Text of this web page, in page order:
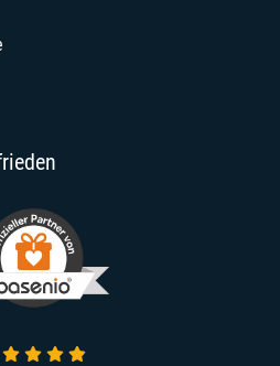
4.9 von 5